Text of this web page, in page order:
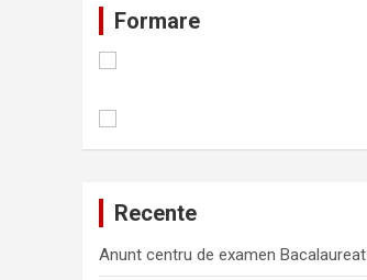
Formare
Recente
Anunt centru de examen Bacalaureat